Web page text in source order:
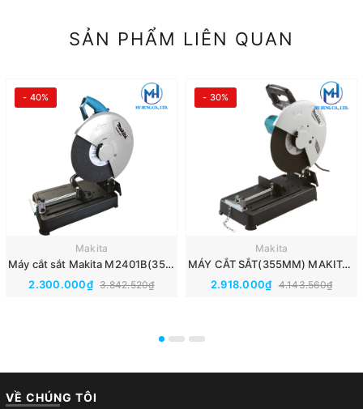
SẢN PHẨM LIÊN QUAN
- 40%
Makita
Máy cắt sắt Makita M2401B(355MM)
2.300.000₫ 3.842.520₫
- 30%
Makita
MÁY CẮT SẮT(355MM) MAKITA M2402B
2.918.000₫ 4.143.560₫
VỀ CHÚNG TÔI